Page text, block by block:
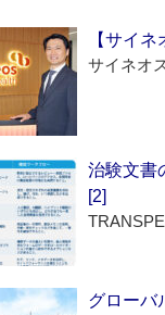
【サイ
サイネオ
治験文書
[2]
グローバ